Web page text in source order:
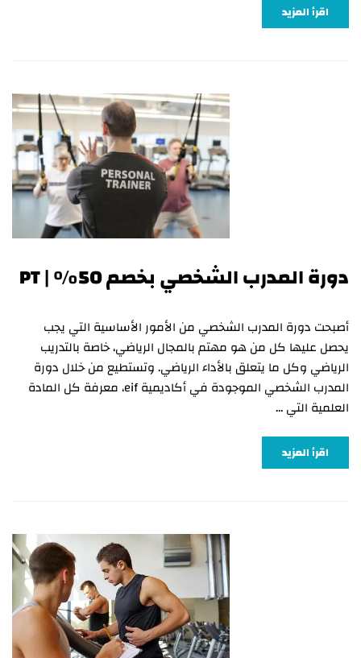
اقرأ المزيد
دورة المدرب الشخصي بخصم 50% | PT
أصبحت دورة المدرب الشخصي من الأمور الأساسية التي يجب
يحصل عليها كل من هو مهتم بالمجال الرياضي، خاصة بالتدريب
الرياضي وكل ما يتعلق بالأداء الرياضي. وتستطيع من خلال دورة
المدرب الشخصي الموجودة في أكاديمية eif، معرفة كل المادة
العلمية التي …
اقرأ المزيد